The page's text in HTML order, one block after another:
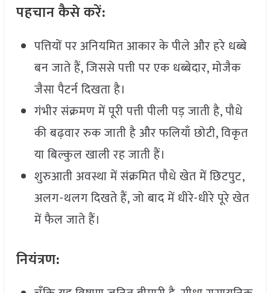
पहचानकैसेकरें:
पत्तियों पर अनियमित आकार के पीले और हरे धब्बे
बन जाते हैं, जिससे पत्ती पर एक धब्बेदार, मोजैक
जैसा पैटर्न दिखता है।
गंभीर संक्रमण में पूरी पत्ती पीली पड़ जाती है, पौधे
की बढ़वार रुक जाती है और फलियाँ छोटी, विकृत
या बिल्कुल खाली रह जाती हैं।
शुरुआती अवस्था में संक्रमित पौधे खेत में छिटपुट,
अलग-थलग दिखते हैं, जो बाद में धीरे-धीरे पूरे खेत
में फैल जाते हैं।
नियंत्रण: